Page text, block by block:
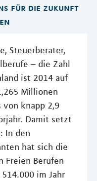
für die zukunft
Steuerberater,
– die Zahl
ist 2014 auf
Millionen
knapp 2,9
Damit setzt
In den
hat sich die
Freien Berufen
im Jahr